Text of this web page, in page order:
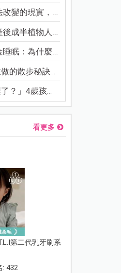
變的現實，...
成半植物人...
眠：為什麼...
散步秘訣！...
」4歲孩子還...
看更多
第二代乳牙刷系
: 432